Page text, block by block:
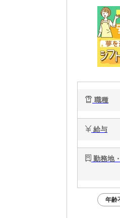
職種
給与
勤務地
年齢